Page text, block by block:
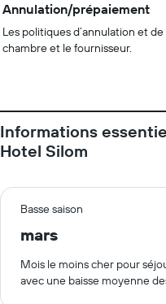
Annulation/prépaiement
Les politiques d’annulation et
chambre et le fournisseur.
Informations
Hotel Silom
Basse saison
mars
Mois le moins cher pour
avec une baisse moyenne